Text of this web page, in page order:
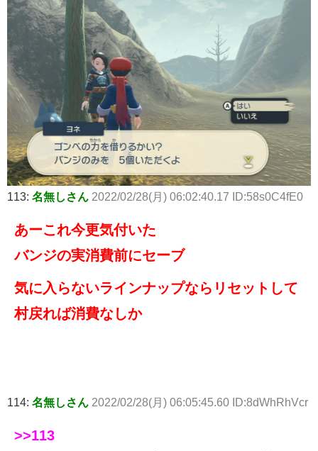
113: 名無しさん 2022/02/28(月) 06:02:40.17 ID:58s0C4fE0
あーこれ今更気付いた
バンジの実消費前にセーブ
気に入らないラインナップならリセットして
村戻れば消費なしか
114: 名無しさん 2022/02/28(月) 06:05:45.60 ID:8dWhRhVcr
>>113